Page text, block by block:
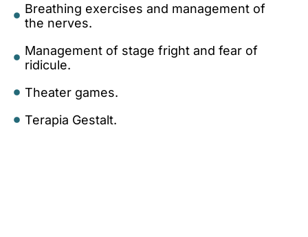
Breathing exercises and management of
the nerves.
Management of stage fright and fear of
ridicule.
Theater games.
Terapia Gestalt.